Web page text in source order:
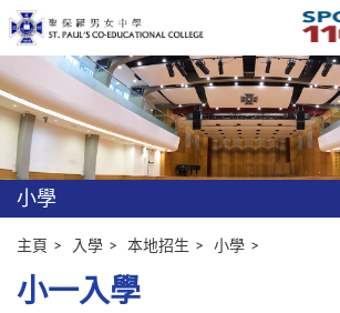
内
容
開
小學
主頁 入學 本地招生 小學
小一入學